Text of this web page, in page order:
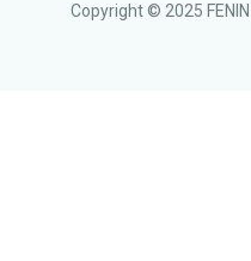
Copyright © 2025